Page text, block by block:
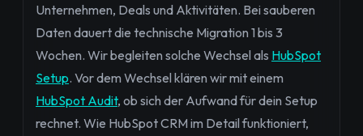
Unternehmen, Deals und Aktivitäten. Bei sauberen
Daten dauert die technische Migration 1 bis 3
Wochen. Wir begleiten solche Wechsel als HubSpot
Setup. Vor dem Wechsel klären wir mit einem
HubSpot Audit, ob sich der Aufwand für dein Setup
rechnet. Wie HubSpot CRM im Detail funktioniert,